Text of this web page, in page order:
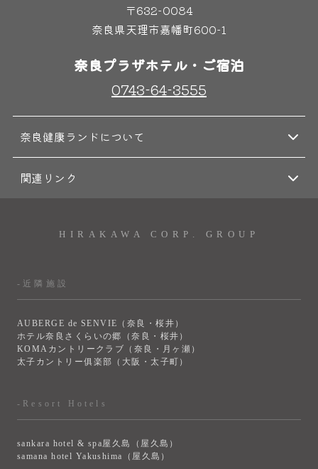
〒632-0084
奈良県天理市嘉幡町600-1
奈良プラザホテル・ご宿泊
0743-64-3555
奈良健康ランドについて
関連リンク
HIRAKAWA CORP. GROUP
-近隣施設
AUBERGE de SENVIE（奈良・桜井）
ホテル奈良さくらいの郷（奈良・桜井）
KOMAカントリークラブ（奈良・月ヶ瀬）
太子カントリー俱楽部（大阪・太子町）
-Resort Hotels
sankara hotel & spa屋久島（屋久島）
samana hotel Yakushima（屋久島）